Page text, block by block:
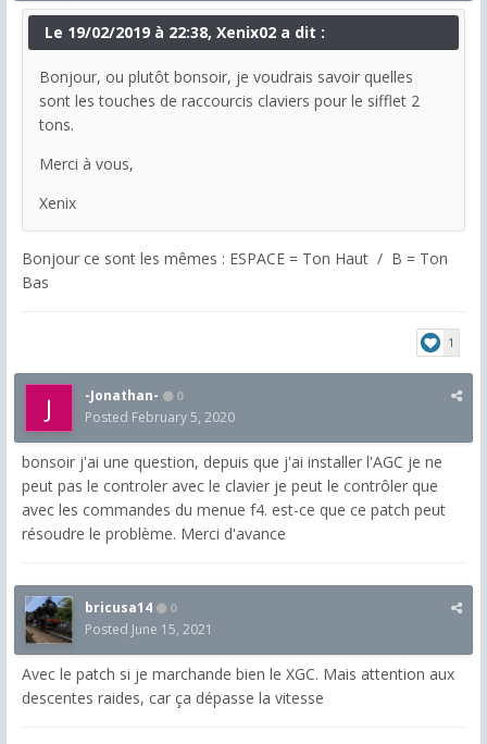
Le 19/02/2019 à 22:38, Xenix02 a dit :
Bonjour, ou plutôt bonsoir, je voudrais savoir quelles
sont les touches de raccourcis claviers pour le sifflet 2
tons.
Merci à vous,
Xenix
Bonjour ce sont les mêmes : ESPACE = Ton Haut / B = Ton
Bas
1
-Jonathan- 0
Posted February 5, 2020
bonsoir j'ai une question, depuis que j'ai installer l'AGC je ne
peut pas le controler avec le clavier je peut le contrôler que
avec les commandes du menue f4. est-ce que ce patch peut
résoudre le problème. Merci d'avance
bricusa14 0
Posted June 15, 2021
Avec le patch si je marchande bien le XGC. Mais attention aux
descentes raides, car ça dépasse la vitesse